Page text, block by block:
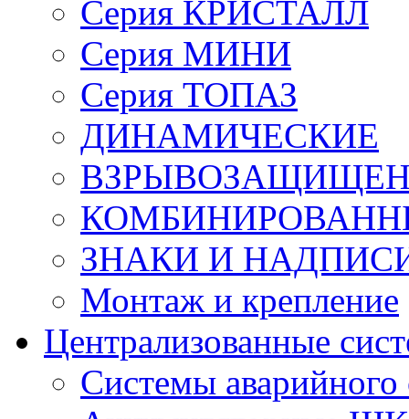
Серия КРИСТАЛЛ
Серия МИНИ
Серия ТОПАЗ
ДИНАМИЧЕСКИЕ
ЗНАКИ И
Монтаж и крепление
Централизованные
Системы